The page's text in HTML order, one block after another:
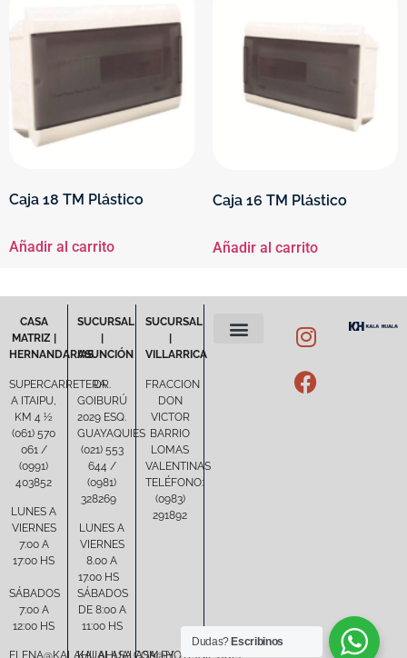
Caja 18 TM Plástico
Añadir al carrito
Caja 16 TM Plástico
Añadir al carrito
CASA
MATRIZ |
HERNANDARIAS
SUPERCARRETERA
A ITAIPU,
KM 4 ½
(061) 570
061 /
(0991)
403852
LUNES A
VIERNES
7:00 A
17:00 HS
SÁBADOS
7:00 A
12:00 HS
SUCURSAL
ASUNCIÓN
DR.
GOIBURÚ
2029 ESQ.
GUAYAQUIES
(021) 553
644 /
(0981)
328269
LUNES A
VIERNES
8.00 A
17.00 HS
SÁBADOS
DE 8:00 A
11:00 HS
SUCURSAL
VILLARRICA
FRACCION
DON
VICTOR
BARRIO
LOMAS
VALENTINAS
TELÉFONO:
(0983)
291892
Dudas? Escribinos